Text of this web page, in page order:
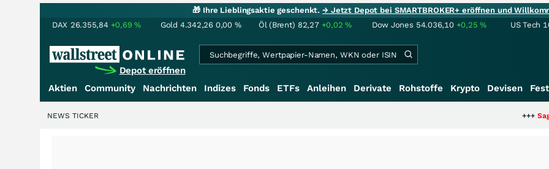
🎁 Ihre Lieblingsaktie geschenkt.→ Jetzt Depot bei SMARTBROKER+ eröffnen und
DAX 26.355,84 +0,69% Gold 4.342,26 0,00 % Öl (Brent) 82,27 +0,02% Dow Jones 54.036,10 +0,25% US Tech
Depot eröffnen
Aktien Community Nachrichten Indizes Fonds ETFs Anleihen Derivate Rohstoffe Krypto Devisen
Saga bei
NEWS TICKER